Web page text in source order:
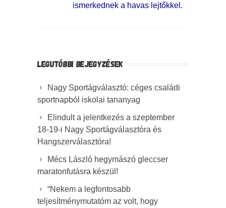
ismerkednek a havas lejtőkkel.
LEGUTÓBBI BEJEGYZÉSEK
Nagy Sportágválasztó: céges családi
sportnapból iskolai tananyag
Elindult a jelentkezés a szeptember
18-19-i Nagy Sportágválasztóra és
Hangszerválasztóra!
Mécs László hegymászó gleccser
maratonfutásra készül!
“Nekem a legfontosabb
teljesítménymutatóm az volt, hogy